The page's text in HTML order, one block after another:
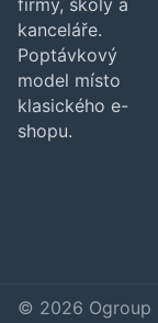
firmy, školy a
kanceláře.
Poptávkový
model místo
klasického e-
shopu.
© 2026 Ogroup